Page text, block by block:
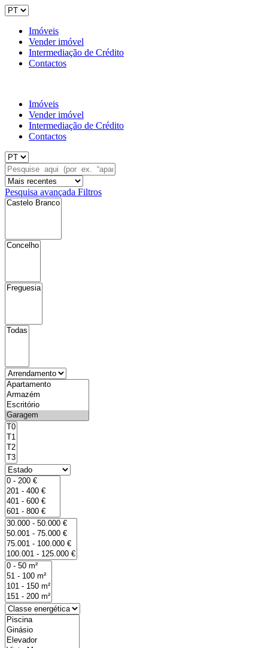
Imóveis
Vender imóvel
Intermediação de Crédito
Contactos
Imóveis
Vender imóvel
Intermediação de Crédito
Contactos
Pesquisa avançada Filtros